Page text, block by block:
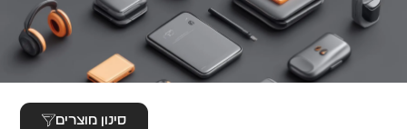
סינון מוצרים